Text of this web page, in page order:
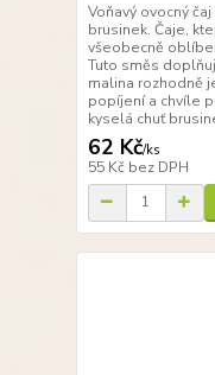
Voňavý ovocný
brusinek. Čaje,
všeobecně
Tuto směs
malina rozhodně
popíjení a chvíle
kyselá chuť
62 Kč/ks
55 Kč bez DPH